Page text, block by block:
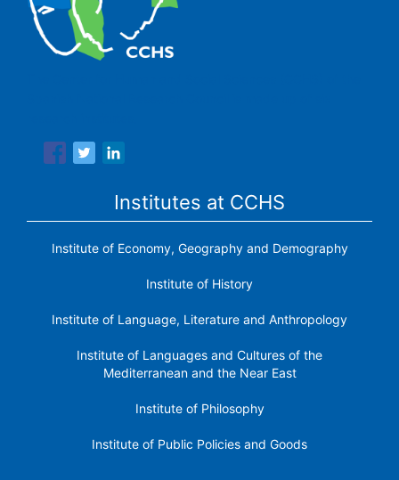
Institutes at CCHS
Institute of Economy, Geography and Demography
Institute of History
Institute of Language, Literature and Anthropology
Institute of Languages ​​and Cultures of the
Mediterranean and the Near East
Institute of Philosophy
Institute of Public Policies and Goods